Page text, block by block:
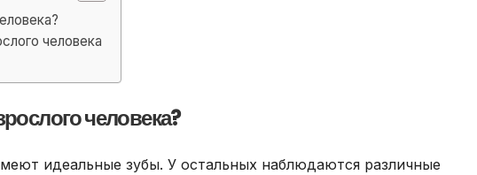
человека
человека?
идеальные зубы. У остальных наблюдаются различные